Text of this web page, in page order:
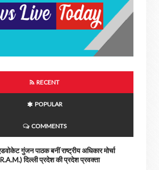
RECENT
POPULAR
COMMENTS
गुंजन पाठक बनीं राष्ट्रीय अधिकार मोर्चा
दिल्ली प्रदेश की प्रदेश प्रवक्ता